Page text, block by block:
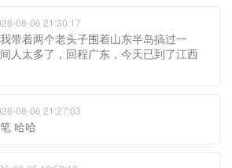
08-06 21:30:17
带着两个老头子围着山东半岛搞过一
人太多了，回程广东，今天已到了江西
08-06 21:27:03
哈哈